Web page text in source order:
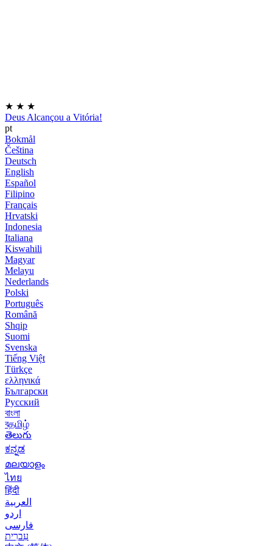
★ ★ ★
Deus Alcançou a Vitória!
pt
Bokmål
Čeština
Deutsch
English
Español
Filipino
Français
Hrvatski
Indonesia
Italiana
Kiswahili
Magyar
Melayu
Nederlands
Polski
Português
Română
Shqip
Suomi
Svenska
Tiếng Việt
Türkçe
ελληνικά
Български
Русский
বাংলা
বதமிழ்
తెలుగు
ಕನ್ನಡ
മലയാളം
ไทย
हिंदी
العربية
اردو
فارسی
עִברִית